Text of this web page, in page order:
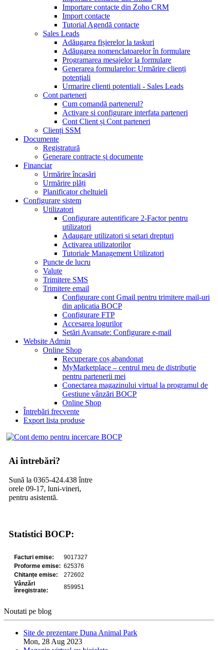
Importare contacte din Zoho CRM
Import contacte
Tutorial Agendă contacte
Sales Leads
Adăugarea fișierelor la taskuri
Adăugarea nomenclatoarelor în formulare
Programarea mesajelor la formulare
Generarea formularelor: Urmărire clienți
potențiali
Urmarire clienti potentiali - Sales Leads
Cont parteneri
Cum comandă partenerul?
Activare si configurare interfata parteneri
Cont Client și Cont parteneri
Clienți SSM
Documente
Registratură
Generare contracte și documente
Financiar
Urmărire încasări
Urmărire plăți
Planificator cheltuieli
Configurare sistem
Utilizatori
Configurare autentificare 2-Factor pentru
utilizatori
Adaugare utilizatori si setari drepturi
Activarea utilizatorilor
Tutoriale Management Utilizatori
Puncte de lucru
Valute
Trimitere SMS
Trimitere email
Configurare cont Gmail pentru trimitere mail-uri
din aplicatia BOCP
Configurare FTP
Accesarea logurilor
Setări Avansate: Configurare e-mail
Website Admin
Online Shop
Recuperare coș abandonat
MyMarketplace – centrul meu de distribuție
pentru partenerii mei
Conectarea magazinului virtual la programul de
Gestiune vânzări BOCP
Online Shop
Întrebări frecvente
Export lista produse
Ai întrebări?
Sună la 0365-424.438 între
orele 09-17, luni-vineri,
pentru asistentă.
Statistici BOCP:
Noutati pe blog
Site de prezentare Duna Animal Park
Mon, 28 Aug 2023